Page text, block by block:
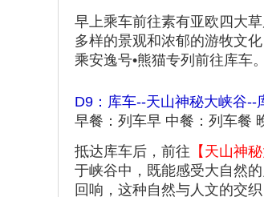
早上乘车前往素有亚欧四大
多样的景观和浓郁的游牧文
乘安逸号•熊猫专列前往库车。
D9：库车--天山神秘大峡谷--
早餐：列车早 中餐：列车餐
抵达库车后，前往 【天山神
于峡谷中，既能感受大自然
回响，这种自然与人文的交